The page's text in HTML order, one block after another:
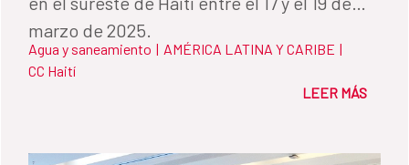
los barrancos para encontrarla. Y cuando
lavaban era aún más complejo, ya que
debían cargar todo hacia las montañas para
marzo de 2025.
Agua y saneamiento | AMÉRICA LATINA Y CARIBE |
CC Haití
LEER MÁS